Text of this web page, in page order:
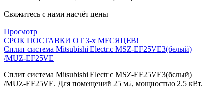
Свяжитесь с нами насчёт цены
Просмотр
СРОК ПОСТАВКИ ОТ 3-х МЕСЯЦЕВ!
Сплит система Mitsubishi Electric MSZ-EF25VE3(белый)
/MUZ-EF25VE
Сплит система Mitsubishi Electric MSZ-EF25VE3(белый)
/MUZ-EF25VE. Для помещений 25 м2, мощностью 2.5 кВт.